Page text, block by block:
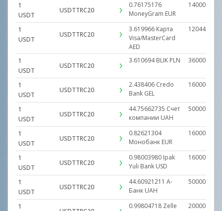
1
USDT
USDTTRC20
0.76175176
MoneyGram EUR
1
USDT
USDTTRC20
3.619966 Карта
Visa/MasterCard
AED
1
USDT
USDTTRC20
3.610694 BLIK PLN
1
USDT
USDTTRC20
2.438406 Credo
Bank GEL
1
USDT
USDTTRC20
44.75662735 Счет
компании UAH
1
USDT
USDTTRC20
0.82621304
Монобанк EUR
1
USDT
USDTTRC20
0.98003980 Ipak
Yuli Bank USD
1
USDT
USDTTRC20
44.60921211 А-
Банк UAH
1
0.99804718 Zelle